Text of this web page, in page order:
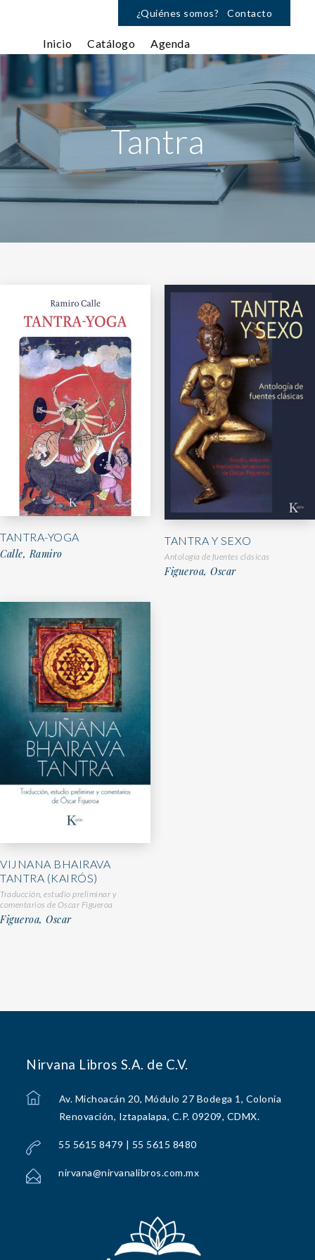
¿Quiénes somos? Contacto
Inicio Catálogo Agenda
Tantra
TANTRA-YOGA
Calle, Ramiro
TANTRA Y SEXO
Antología de fuentes clásicas
Figueroa, Oscar
VIJNANA BHAIRAVA
TANTRA (KAIRÓS)
Traducción, estudio preliminar y
comentarios de Oscar Figueroa
Figueroa, Oscar
Nirvana Libros S.A. de C.V.
Av. Michoacán 20, Módulo 27 Bodega 1, Colonia
Renovación, Iztapalapa, C.P. 09209, CDMX.
55 5615 8479 | 55 5615 8480
nirvana@nirvanalibros.com.mx